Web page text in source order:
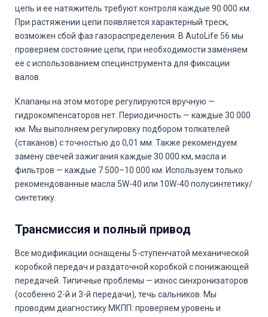
цепь и ее натяжитель требуют контроля каждые 90 000 км.
При растяжении цепи появляется характерный треск,
возможен сбой фаз газораспределения. В AutoLife 56 мы
проверяем состояние цепи, при необходимости заменяем
ее с использованием специнструмента для фиксации
валов.
Клапаны на этом моторе регулируются вручную —
гидрокомпенсаторов нет. Периодичность — каждые 30 000
км. Мы выполняем регулировку подбором толкателей
(стаканов) с точностью до 0,01 мм. Также рекомендуем
замену свечей зажигания каждые 30 000 км, масла и
фильтров — каждые 7 500–10 000 км. Используем только
рекомендованные масла 5W-40 или 10W-40 полусинтетику/
синтетику.
Трансмиссия и полный привод
Все модификации оснащены 5-ступенчатой механической
коробкой передач и раздаточной коробкой с понижающей
передачей. Типичные проблемы — износ синхронизаторов
(особенно 2-й и 3-й передачи), течь сальников. Мы
проводим диагностику МКПП: проверяем уровень и